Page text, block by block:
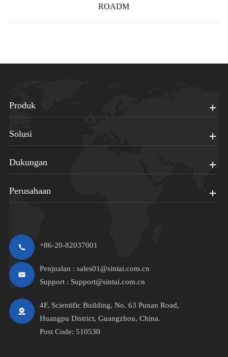
ROADM
Produk
Solusi
Dukungan
Perusahaan
+86-20-82037001
Penjualan : sales01@sintai.com.cn
Support : Support@sintai.com.cn
4F, Scientific Building, No. 63 Punan Road,
Huangpu District, Guangzhou, China.
Post Code: 510530